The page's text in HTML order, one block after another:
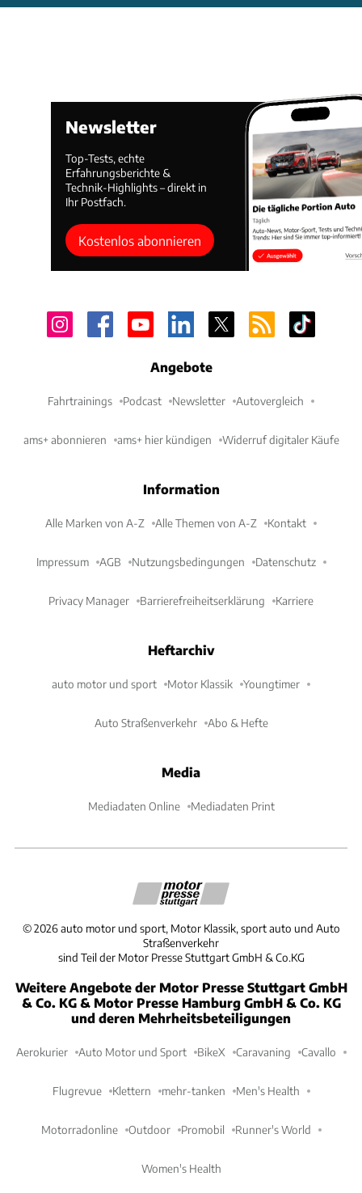
Newsletter
Top-Tests, echte
Erfahrungsberichte &
Technik-Highlights – direkt in
Ihr Postfach.
Kostenlos abonnieren
Angebote
Fahrtrainings Podcast Newsletter Autovergleich
ams+ abonnieren ams+ hier kündigen Widerruf digitaler Käufe
Information
Alle Marken von A-Z Alle Themen von A-Z Kontakt
Impressum AGB Nutzungsbedingungen Datenschutz
Privacy Manager Barrierefreiheitserklärung Karriere
Heftarchiv
auto motor und sport Motor Klassik Youngtimer
Auto Straßenverkehr Abo & Hefte
Media
Mediadaten Online Mediadaten Print
©2026 auto motor und sport, Motor Klassik, sport auto und Auto
Straßenverkehr
sind Teil der Motor Presse Stuttgart GmbH & Co.KG
Weitere Angebote der Motor Presse Stuttgart GmbH
& Co. KG & Motor Presse Hamburg GmbH & Co. KG
und deren Mehrheitsbeteiligungen
Aerokurier Auto Motor und Sport BikeX Caravaning Cavallo
Flugrevue Klettern mehr-tanken Men's Health
Motorradonline Outdoor Promobil Runner's World
Women's Health